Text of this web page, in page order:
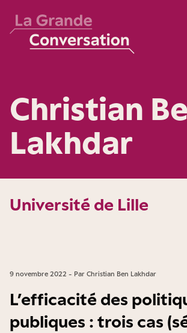
Christian
Lakhdar
Université de Lille
9 novembre 2022 - Par Christian Ben Lakhdar
L’efficacité des
publiques : trois cas